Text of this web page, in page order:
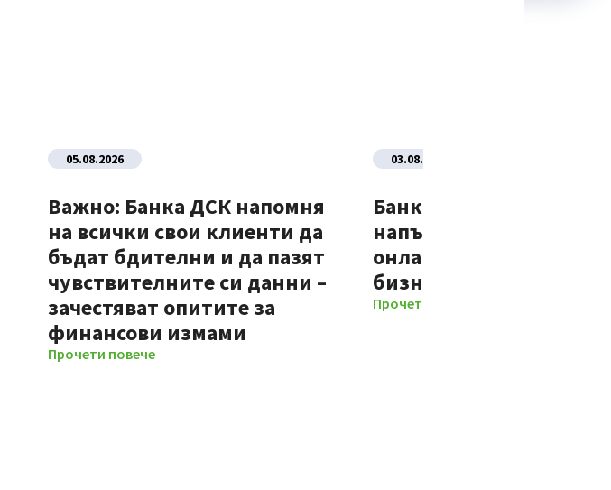
05.08.2026
Важно: Банка ДСК напомня
на всички свои клиенти да
бъдат бдителни и да пазят
чувствителните си данни –
зачестяват опитите за
финансови измами
Прочети повече
03.08.2026
Банка ДСК стартира
напълно
онлайн процес за нови
бизнес клиенти
Прочети повече